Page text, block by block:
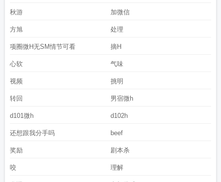
秋游 加微信
方旭 处理
项圈微H无SM情节可看 摘H
心软 气味
视频 挑明
转回 男宿微h
d101微h d102h
还想跟我分手吗 beef
奖励 剧本杀
咬 理解